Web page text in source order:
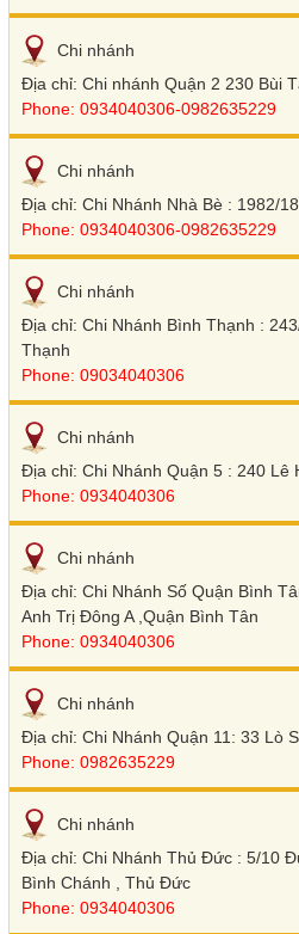
Chi nhánh
Địa chỉ: Chi nhánh Quận 2 230 Bùi
Phone: 0934040306-0982635229
Chi nhánh
Địa chỉ: Chi Nhánh Nhà Bè : 1982/
Phone: 0934040306-0982635229
Chi nhánh
Địa chỉ: Chi Nhánh Bình Thạnh :
Thạnh
Phone: 09034040306
Chi nhánh
Địa chỉ: Chi Nhánh Quận 5 : 240 Lê
Phone: 0934040306
Chi nhánh
Địa chỉ: Chi Nhánh Số Quận Bình
Anh Trị Đông A ,Quận Bình Tân
Phone: 0934040306
Chi nhánh
Địa chỉ: Chi Nhánh Quận 11: 33 Lò
Phone: 0982635229
Chi nhánh
Địa chỉ: Chi Nhánh Thủ Đức : 5/10
Bình Chánh , Thủ Đức
Phone: 0934040306